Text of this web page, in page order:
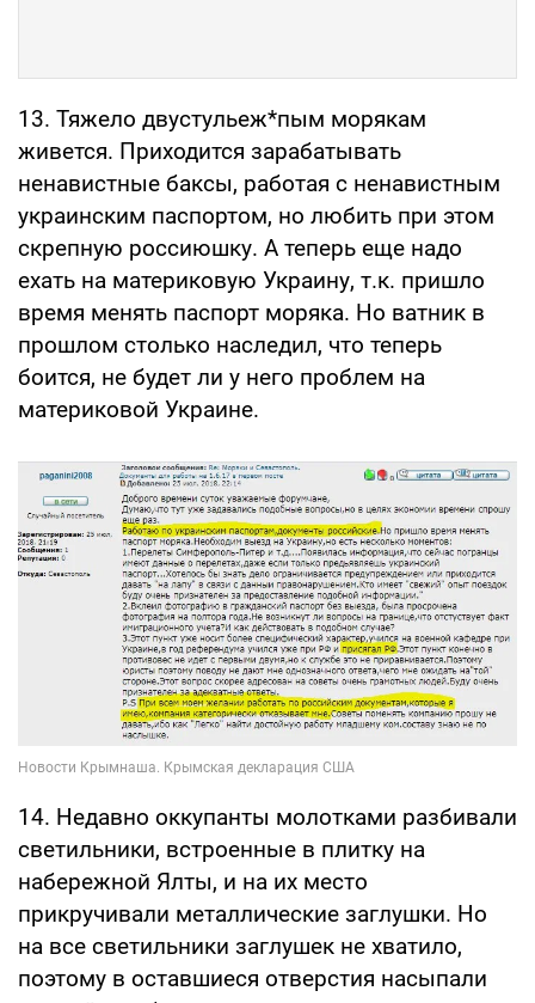
13. Тяжело двустульеж*пым морякам
живется. Приходится зарабатывать
ненавистные баксы, работая с ненавистным
украинским паспортом, но любить при этом
скрепную россиюшку. А теперь еще надо
ехать на материковую Украину, т.к. пришло
время менять паспорт моряка. Но ватник в
прошлом столько наследил, что теперь
боится, не будет ли у него проблем на
материковой Украине.
14. Недавно оккупанты молотками разбивали
светильники, встроенные в плитку на
набережной Ялты, и на их место
прикручивали металлические заглушки. Но
на все светильники заглушек не хватило,
поэтому в оставшиеся отверстия насыпали